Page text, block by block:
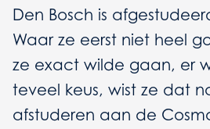
Den Bosch is
Waar ze eerst niet heel
ze exact wilde gaan, er
teveel keus, wist ze dat
afstuderen aan de